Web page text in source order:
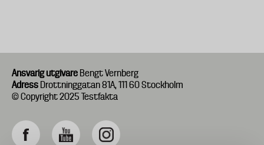
Ansvarig utgivare Bengt Vernberg
Adress Drottninggatan 81A, 111 60 Stockholm
© Copyright 2025 Testfakta